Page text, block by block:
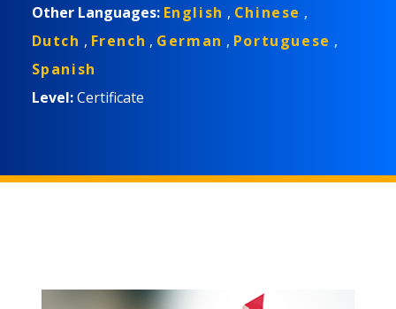
Other Languages: English , Chinese ,
Dutch , French , German , Portuguese ,
Spanish
Level:Certificate